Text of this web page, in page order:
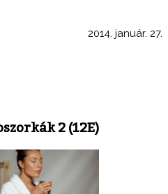
2014. január. 27.
2 (12E)